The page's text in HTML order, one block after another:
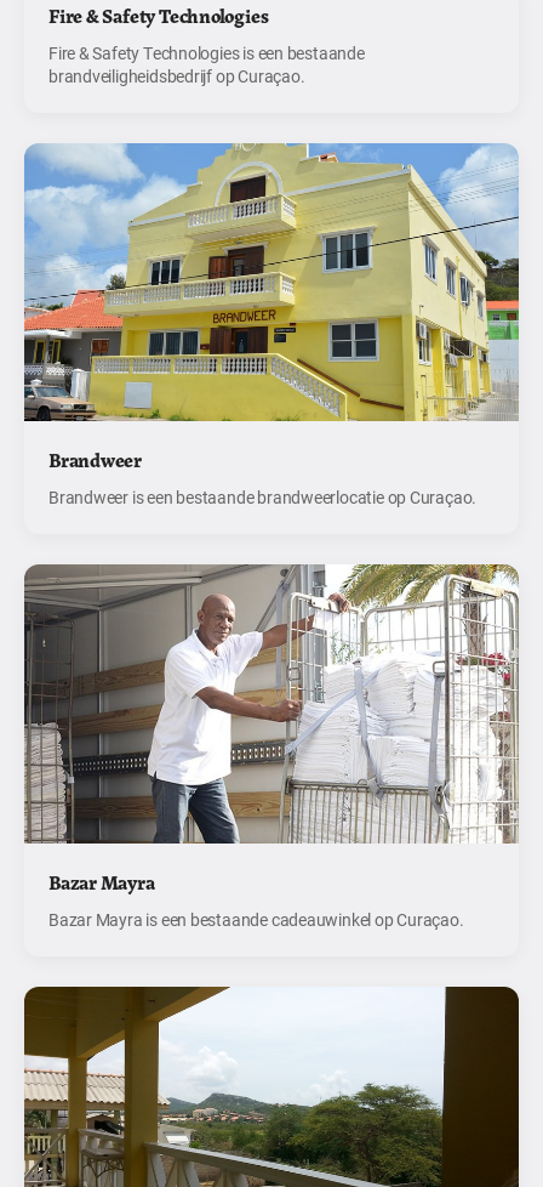
Fire & Safety Technologies
Fire & Safety Technologies is een bestaande
brandveiligheidsbedrijf op Curaçao.
Brandweer
Brandweer is een bestaande brandweerlocatie op Curaçao.
Bazar Mayra
Bazar Mayra is een bestaande cadeauwinkel op Curaçao.